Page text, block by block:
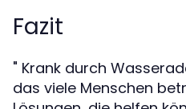
Fazit
" Krank durch
das viele Menschen